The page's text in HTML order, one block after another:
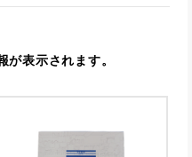
表示されます。